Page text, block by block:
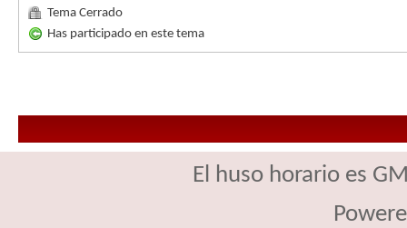
Tema Cerrado
Has participado en este tema
El huso horario es